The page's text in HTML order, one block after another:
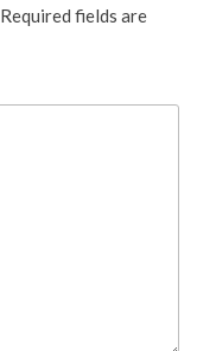
Required fields are